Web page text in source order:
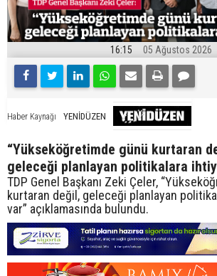
16:15 05 Ağustos 2026
Haber Kaynağı YENİDÜZEN
“Yükseköğretimde günü kurtaran
geleceği planlayan politikalara
TDP Genel Başkanı Zeki Çeler,
kurtaran değil, geleceği planlayan
var” açıklamasında bulundu.